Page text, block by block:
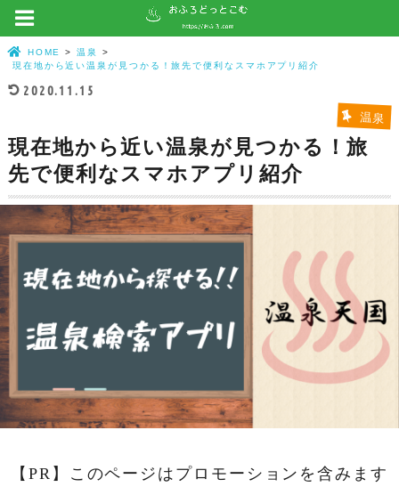
HOME
温泉
現在地から近い温泉が見つかる！旅先で便利なスマホアプリ紹介
2020.11.15
温泉
現在地から近い温泉が見つかる！旅
先で便利なスマホアプリ紹介
【PR】このページはプロモーションを含みます